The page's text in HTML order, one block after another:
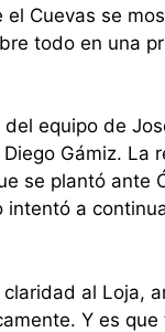
Cuevas se
todo en una
equipo de
Gámiz.
se plantó ante
a
al Loja,
Y es